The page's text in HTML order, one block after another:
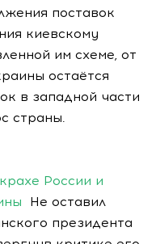
поставок
киевскому
им схеме, от
остаётся
в западной части
страны.
России и
Не оставил
президента